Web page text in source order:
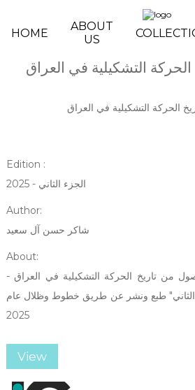
HOME
ABOUT
US
التشكيلية في العراق
الحركة التشكيلية في العراق
Edition :
الجزء الثاني - 2025
Author:
شاكر حسن آل سعيد
About:
من تاريخ الحركة التشكيلية في العراق -
طبع ونشر عن طريق خطوط وظلال عام
2025
View